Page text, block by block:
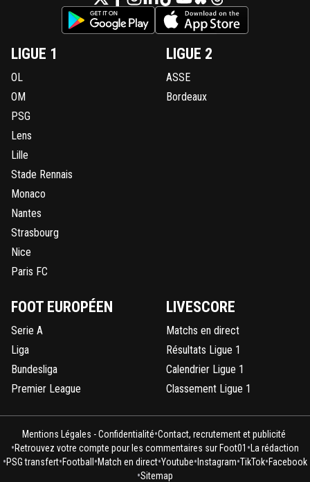
LIGUE 1
OL
OM
PSG
Lens
Lille
Stade Rennais
Monaco
Nantes
Strasbourg
Nice
Paris FC
LIGUE 2
ASSE
Bordeaux
FOOT EUROPÉEN
Serie A
Liga
Bundesliga
Premier League
LIVESCORE
Matchs en direct
Résultats Ligue 1
Calendrier Ligue 1
Classement Ligue 1
Mentions Légales - Confidentialité•Contact, recrutement et publicité
•Retrouvez votre compte pour les commentaires sur Foot01 • La rédaction
•PSG transfert•Football •Match en direct•Youtube• Instagram•TikTok•Facebook
•Sitemap